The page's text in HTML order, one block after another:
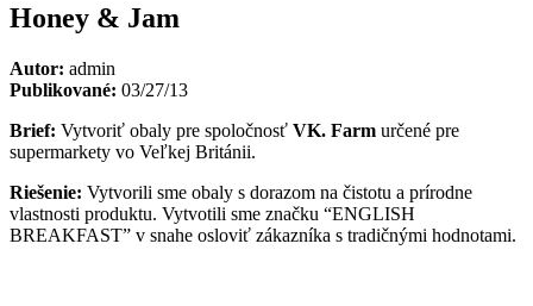
Honey & Jam
Autor: admin
Publikované: 03/27/13
Brief: Vytvoriť obaly pre spoločnosť VK. Farm určené pre
supermarkety vo Veľkej Británii.
Riešenie: Vytvorili sme obaly s dorazom na čistotu a prírodne
vlastnosti produktu. Vytvotili sme značku “ENGLISH
BREAKFAST” v snahe osloviť zákazníka s tradičnými hodnotami.